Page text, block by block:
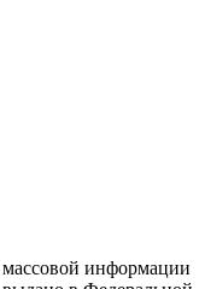
массовой информации